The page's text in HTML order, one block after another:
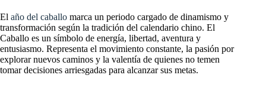
El año del caballo marca un periodo cargado de dinamismo y
transformación según la tradición del calendario chino. El
Caballo es un símbolo de energía, libertad, aventura y
entusiasmo. Representa el movimiento constante, la pasión por
explorar nuevos caminos y la valentía de quienes no temen
tomar decisiones arriesgadas para alcanzar sus metas.